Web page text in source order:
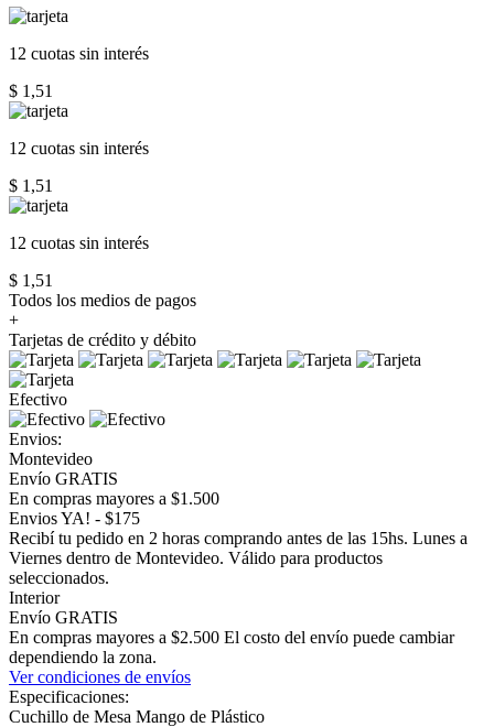
12 cuotas sin interés
$ 1,51
12 cuotas sin interés
$ 1,51
12 cuotas sin interés
$ 1,51
Todos los medios de pagos
+
Tarjetas de crédito y débito
Efectivo
Envios:
Montevideo
Envío GRATIS
En compras mayores a $1.500
Envios YA! - $175
Recibí tu pedido en 2 horas comprando antes de las 15hs. Lunes a
Viernes dentro de Montevideo. Válido para productos
seleccionados.
Interior
Envío GRATIS
En compras mayores a $2.500 El costo del envío puede cambiar
dependiendo la zona.
Ver condiciones de envíos
Especificaciones:
Cuchillo de Mesa Mango de Plástico